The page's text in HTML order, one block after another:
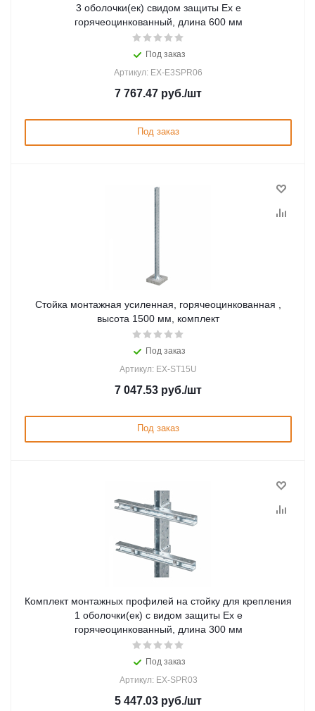
3 оболочки(ек) свидом защиты Ex e
горячеоцинкованный, длина 600 мм
Под заказ
Артикул: EX-E3SPR06
7 767.47 руб./шт
Под заказ
Стойка монтажная усиленная, горячеоцинкованная ,
высота 1500 мм, комплект
Под заказ
Артикул: EX-ST15U
7 047.53 руб./шт
Под заказ
Комплект монтажных профилей на стойку для крепления
1 оболочки(ек) с видом защиты Ex e
горячеоцинкованный, длина 300 мм
Под заказ
Артикул: EX-SPR03
5 447.03 руб./шт